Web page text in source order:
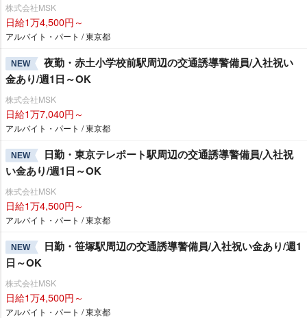
株式会社MSK
日給1万4,500円～
アルバイト・パート / 東京都
NEW
夜勤・赤土小学校前駅周辺の交通誘導警備員/入社祝い
金あり/週1日～OK
株式会社MSK
日給1万7,040円～
アルバイト・パート / 東京都
NEW
日勤・東京テレポート駅周辺の交通誘導警備員/入社祝
い金あり/週1日～OK
株式会社MSK
日給1万4,500円～
アルバイト・パート / 東京都
NEW
日勤・笹塚駅周辺の交通誘導警備員/入社祝い金あり/週1
日～OK
株式会社MSK
日給1万4,500円～
アルバイト・パート / 東京都